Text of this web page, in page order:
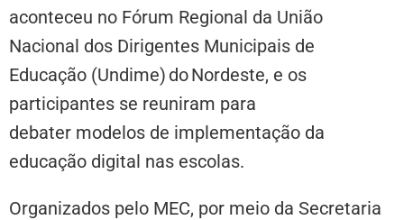
aconteceu no Fórum Regional da União
Nacional dos Dirigentes Municipais de
Educação (Undime) do Nordeste, e os
participantes se reuniram para
debater modelos de implementação da
educação digital nas escolas.
Organizados pelo MEC, por meio da Secretaria